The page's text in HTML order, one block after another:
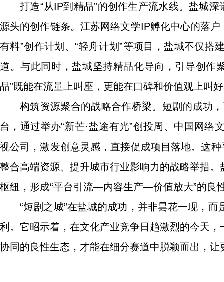
打造“从IP到精品”的创作生产流水线。盐城
源头的创作链条。江苏网络文学IP孵化中心的落户
有料”创作计划、“轻舟计划”等项目，盐城不仅
道。与此同时，盐城坚持精品化导向，引导创作
品”既能在流量上叫座，更能在口碑和价值观上叫
构筑资源聚合的战略合作桥梁。短剧的成功
台，通过举办“新芒·盐途有光”创投周、中国网
视公司，激发创意灵感，直接促成项目落地。这
整合高端资源、提升城市行业影响力的战略举措
枢纽，形成“平台引流—内容生产—价值放大”的良
“短剧之城”在盐城的成功，并非昙花一现，
利。它昭示着，在文化产业竞争日趋激烈的今天
协同的良性生态，才能在细分赛道中脱颖而出，